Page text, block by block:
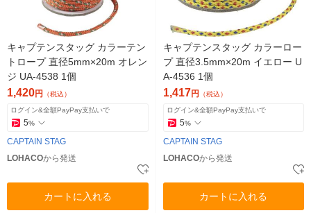
キャプテンスタッグ カラーテン
トロープ 直径5mm×20m オレン
ジ UA-4538 1個
1,420円 （税込）
ログイン&全額PayPay支払いで
5%
CAPTAIN STAG
LOHACOから発送
カートに入れる
キャプテンスタッグ カラーロー
プ 直径3.5mm×20m イエロー U
A-4536 1個
1,417円 （税込）
ログイン&全額PayPay支払いで
5%
CAPTAIN STAG
LOHACOから発送
カートに入れる